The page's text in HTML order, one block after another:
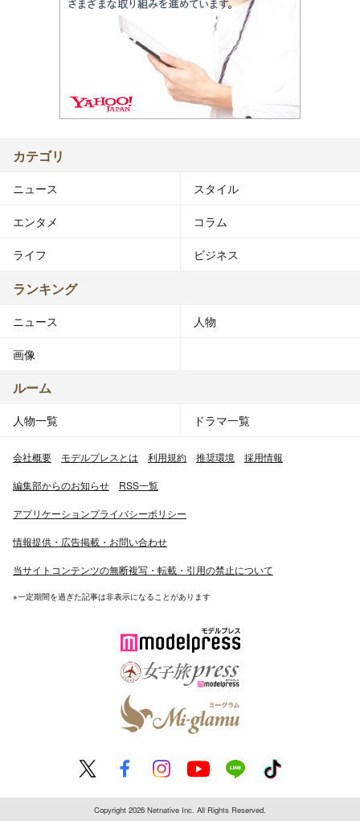
カテゴリ
ニュース スタイル
エンタメ コラム
ライフ ビジネス
ランキング
ニュース 人物
画像
ルーム
人物一覧 ドラマ一覧
会社概要 モデルプレスとは 利用規約 推奨環境 採用情報
編集部からのお知らせ RSS一覧
アプリケーションプライバシーポリシー
情報提供・広告掲載・お問い合わせ
当サイトコンテンツの無断複写・転載・引用の禁止について
※一定期間を過ぎた記事は非表示になることがあります
Copyright 2026 Netnative Inc. All Rights Reserved.